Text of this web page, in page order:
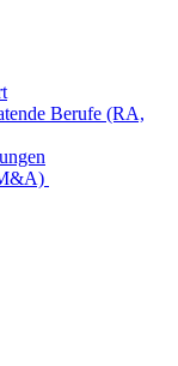
Berufe (RA,